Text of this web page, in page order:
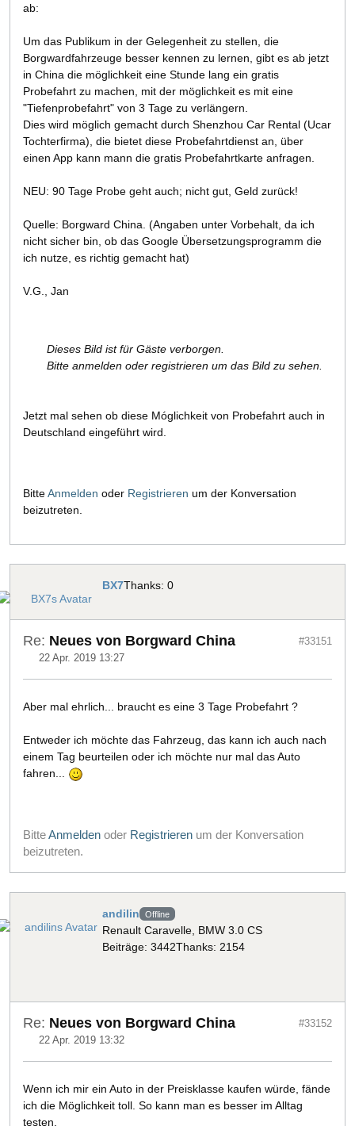
ab:
Um das Publikum in der Gelegenheit zu stellen, die
Borgwardfahrzeuge besser kennen zu lernen, gibt es ab jetzt
in China die möglichkeit eine Stunde lang ein gratis
Probefahrt zu machen, mit der möglichkeit es mit eine
"Tiefenprobefahrt" von 3 Tage zu verlängern.
Dies wird möglich gemacht durch Shenzhou Car Rental (Ucar
Tochterfirma), die bietet diese Probefahrtdienst an, über
einen App kann mann die gratis Probefahrtkarte anfragen.
NEU: 90 Tage Probe geht auch; nicht gut, Geld zurück!
Quelle: Borgward China. (Angaben unter Vorbehalt, da ich
nicht sicher bin, ob das Google Übersetzungsprogramm die
ich nutze, es richtig gemacht hat)
V.G., Jan
Dieses Bild ist für Gäste verborgen.
Bitte anmelden oder registrieren um das Bild zu sehen.
Jetzt mal sehen ob diese Móglichkeit von Probefahrt auch in
Deutschland eingeführt wird.
BitteAnmelden oder Registrieren um der Konversation
beizutreten.
BX7Thanks: 0
Re: Neues von Borgward China
22 Apr. 2019 13:27
#33151
Aber mal ehrlich... braucht es eine 3 Tage Probefahrt ?
Entweder ich möchte das Fahrzeug, das kann ich auch nach
einem Tag beurteilen oder ich möchte nur mal das Auto
fahren...
BitteAnmelden oder Registrieren um der Konversation
beizutreten.
andilin Offline
Renault Caravelle, BMW 3.0 CS
Beiträge: 3442Thanks: 2154
Re: Neues von Borgward China
22 Apr. 2019 13:32
#33152
Wenn ich mir ein Auto in der Preisklasse kaufen würde, fände
ich die Möglichkeit toll. So kann man es besser im Alltag
testen.